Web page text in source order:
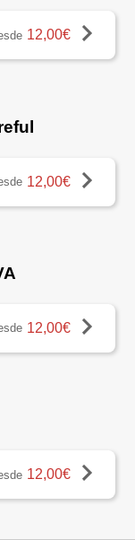
12,00€
12,00€
12,00€
12,00€